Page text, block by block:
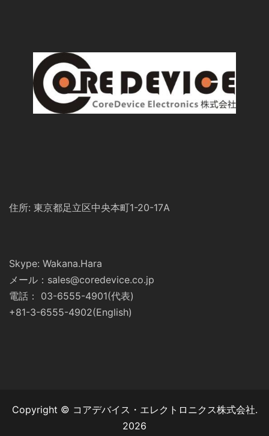
住所: 東京都足立区中央本町1-20-17A
Skype: Wakana.Hara
メール：sales@coredevice.co.jp
電話： 03-6555-4901(代表)
+81-3-6555-4902(English)
Copyright © コアデバイス・エレクトロニクス株式会社.
2026